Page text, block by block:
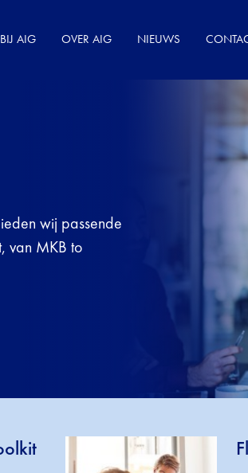
AIG OVER AIG NIEUWS
wij passende
van MKB to